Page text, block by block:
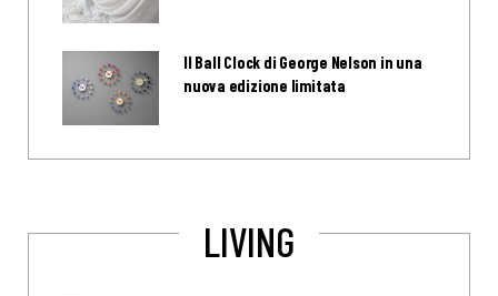
Il Ball Clock di George Nelson in una
nuova edizione limitata
LIVING